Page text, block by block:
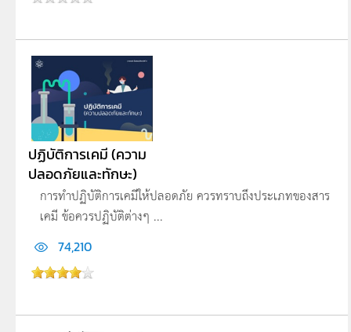
ปฏิบัติการเคมี (ความ
ปลอดภัยและทักษะ)
การทำปฏิบัติการเคมีให้ปลอดภัย ควรทราบถึงประเภทของสาร
เคมี ข้อควรปฏิบัติต่างๆ ...
74,210